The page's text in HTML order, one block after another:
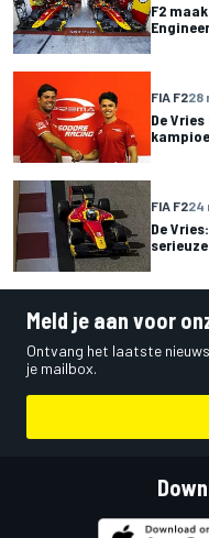
F2
FIA F228
De
FIA F224
De
Meld je aan voor
Ontvang het laatste
je mailbox.